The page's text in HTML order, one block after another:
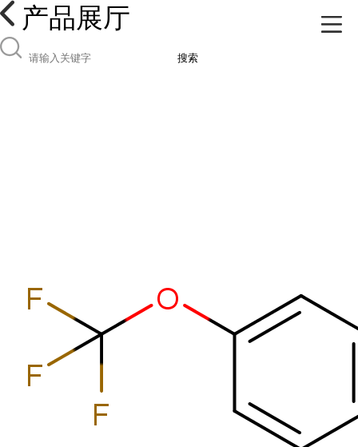
产品展厅
搜索